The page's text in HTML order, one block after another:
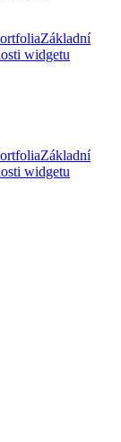
Základní
widgetu
Základní
widgetu